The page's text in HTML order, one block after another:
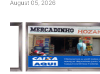
August 05, 2026